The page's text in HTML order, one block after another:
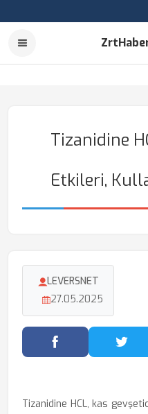
Tizanidine
Etkileri,
LEVERSNET
27.05.2025
Facebook'ta
Tizanidine HCL, kas